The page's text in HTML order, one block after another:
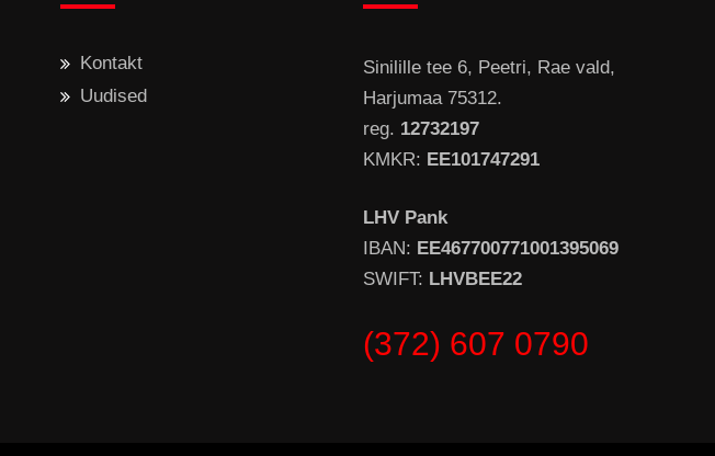
Kontakt
Uudised
Sinilille tee 6, Peetri, Rae vald,
Harjumaa 75312.
reg. 12732197
KMKR: EE101747291
LHV Pank
IBAN: EE467700771001395069
SWIFT: LHVBEE22
(372) 607 0790